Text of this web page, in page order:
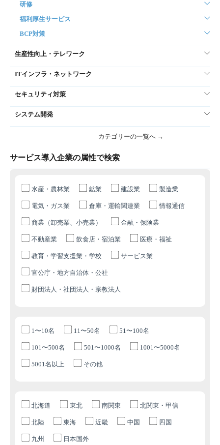
研修
福利厚生サービス
BCP対策
生産性向上・テレワーク
ITインフラ・ネットワーク
セキュリティ対策
システム開発
カテゴリーの一覧へ →
サービス導入企業の属性で検索
水産・農林業 鉱業 建設業 製造業
電気・ガス業 倉庫・運輸関連業 情報通信
商業（卸売業、小売業） 金融・保険業
不動産業 飲食店・宿泊業 医療・福祉
教育・学習支援業・学校 サービス業
官公庁・地方自治体・公社
財団法人・社団法人・宗教法人
1〜10名 11〜50名 51〜100名
101〜500名 501〜1000名 1001〜5000名
5001名以上 その他
北海道 東北 南関東 北関東・甲信
北陸 東海 近畿 中国 四国
九州 日本国外